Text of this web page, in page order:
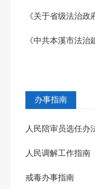
《关于省级法治
《中共本溪市法
办事指南
人民陪审员选任办
人民调解工作指南
戒毒办事指南